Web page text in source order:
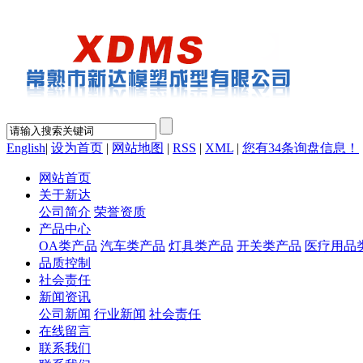
English| 设为首页 | 网站地图 | RSS | XML | 您有34条询盘信息！
网站首页
关于新达
公司简介 荣誉资质
产品中心
OA类产品 汽车类产品 灯具类产品 开关类产品 医疗用品
品质控制
社会责任
新闻资讯
公司新闻 行业新闻 社会责任
在线留言
联系我们